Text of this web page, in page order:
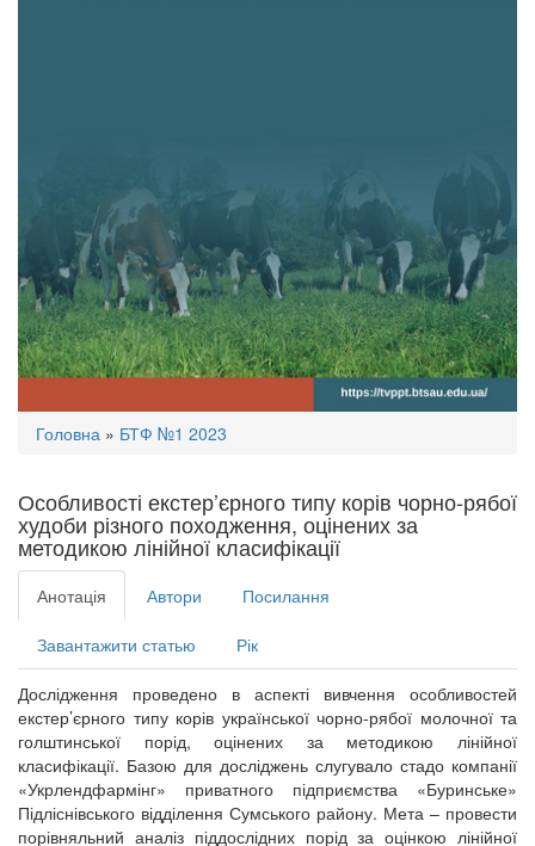
Ви
тут
Головна » БТФ №1 2023
Особливості екстер’єрного типу корів чорно-рябої
худоби різного походження, оцінених за
методикою лінійної класифікації
Анотація Автори Посилання
Завантажити статью Рік
Дослідження проведено в аспекті вивчення особливостей
екстер’єрного типу корів української чорно-рябої молочної та
голштинської порід, оцінених за методикою лінійної
класифікації. Базою для досліджень слугувало стадо компанії
«Укрлендфармінг» приватного підприємства «Буринське»
Підліснівського відділення Сумського району. Мета – провести
порівняльний аналіз піддослідних порід за оцінкою лінійної